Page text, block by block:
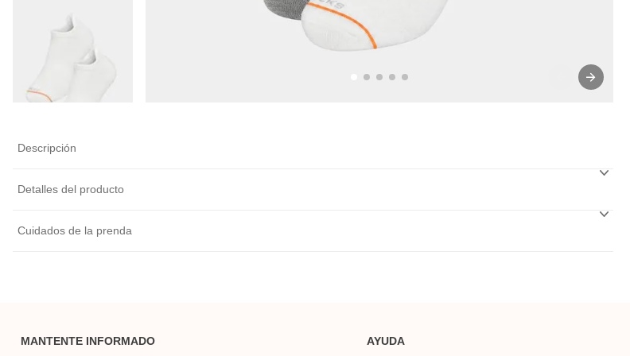
Descripción
Detalles del producto
Cuidados de la prenda
MANTENTE INFORMADO AYUDA